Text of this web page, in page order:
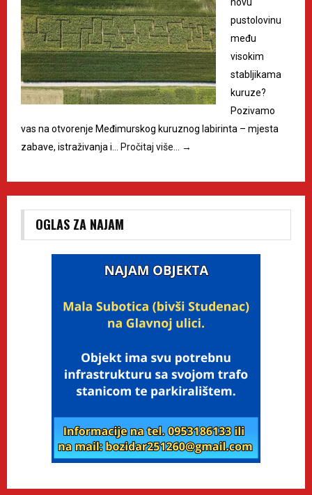
pustolovinu
među
visokim
stabljikama
kuruze?
Pozivamo
vas na otvorenje Međimurskog kuruznog labirinta – mjesta
zabave, istraživanja i…
Pročitaj više… →
OGLAS ZA NAJAM